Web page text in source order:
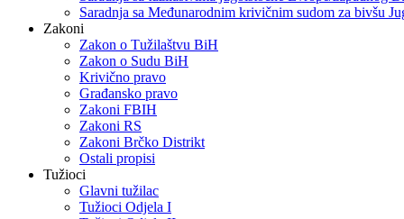
Saradnja sa Međunarodnim krivičnim sudom za bivšu
Zakoni
Zakon o Тužilaštvu BiH
Zakon o Sudu BiH
Krivično pravo
Građansko pravo
Zakoni FBIH
Zakoni RS
Zakoni Brčko Distrikt
Ostali propisi
Tužioci
Glavni tužilac
Tužioci Odjela I